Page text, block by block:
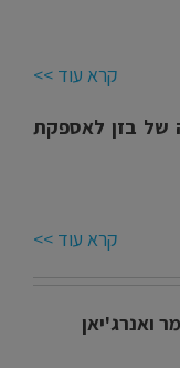
קרא עוד >>
של בזן לאספקת
קרא עוד >>
ואנרג'יאן